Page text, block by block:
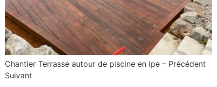
Chantier Terrasse autour de piscine en ipe – Précédent
Suivant